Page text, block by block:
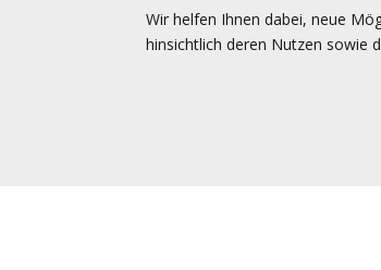
Wir helfen Ihnen dabei, neue
hinsichtlich deren Nutzen sowie